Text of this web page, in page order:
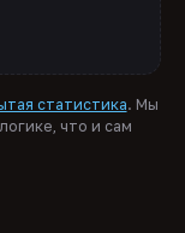
статистика. Мы
что и сам